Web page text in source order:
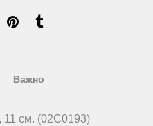
Важно
11 см. (02C0193)